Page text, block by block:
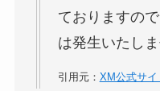
ておりますの
は発生いたしま
引用元： XM公式サイ